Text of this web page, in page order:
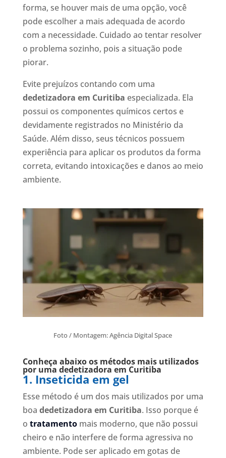
forma, se houver mais de uma opção, você
pode escolher a mais adequada de acordo
com a necessidade. Cuidado ao tentar resolver
o problema sozinho, pois a situação pode
piorar.
Evite prejuízos contando com uma
dedetizadora em Curitiba especializada. Ela
possui os componentes químicos certos e
devidamente registrados no Ministério da
Saúde. Além disso, seus técnicos possuem
experiência para aplicar os produtos da forma
correta, evitando intoxicações e danos ao meio
ambiente.
Foto / Montagem: Agência Digital Space
Conheça abaixo os métodos mais utilizados
por uma dedetizadora em Curitiba
1. Inseticida em gel
Esse método é um dos mais utilizados por uma
boa dedetizadora em Curitiba. Isso porque é
o tratamento mais moderno, que não possui
cheiro e não interfere de forma agressiva no
ambiente. Pode ser aplicado em gotas de